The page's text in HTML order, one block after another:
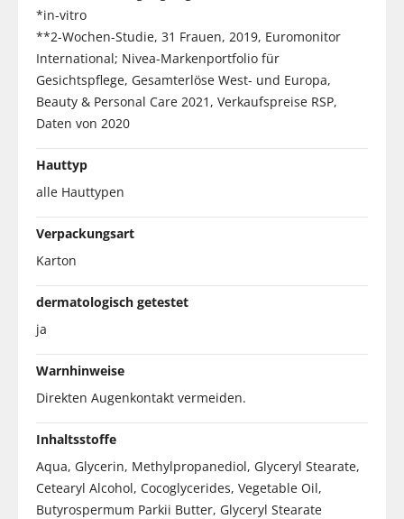
*in-vitro
**2-Wochen-Studie, 31 Frauen, 2019, Euromonitor
International; Nivea-Markenportfolio für
Gesichtspflege, Gesamterlöse West- und Europa,
Beauty & Personal Care 2021, Verkaufspreise RSP,
Daten von 2020
Hauttyp
alle Hauttypen
Verpackungsart
Karton
dermatologisch getestet
ja
Warnhinweise
Direkten Augenkontakt vermeiden.
Inhaltsstoffe
Aqua, Glycerin, Methylpropanediol, Glyceryl Stearate,
Cetearyl Alcohol, Cocoglycerides, Vegetable Oil,
Butyrospermum Parkii Butter, Glyceryl Stearate